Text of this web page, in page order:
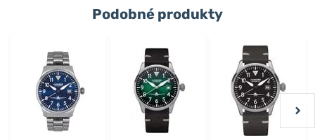
Podobné produkty